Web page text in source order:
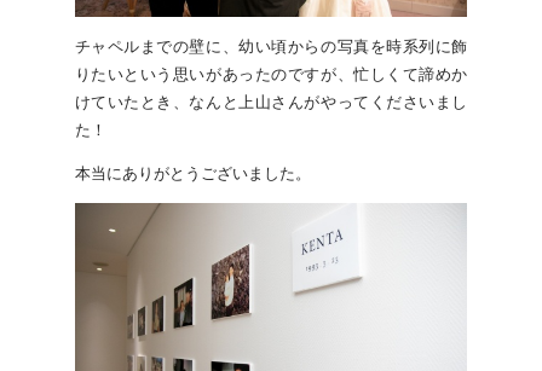
チャペルまでの壁に、幼い頃からの写真を時系列に飾
りたいという思いがあったのですが、忙しくて諦めか
けていたとき、なんと上山さんがやってくださいまし
た！
本当にありがとうございました。